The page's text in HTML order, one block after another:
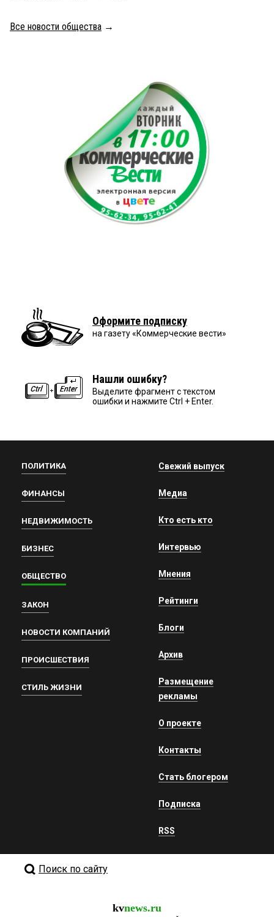
Все новости общества →
Оформите подписку
на газету «Коммерческие вести»
Нашли ошибку?
Выделите фрагмент с текстом
ошибки и нажмите Ctrl + Enter.
ПОЛИТИКА
ФИНАНСЫ
НЕДВИЖИМОСТЬ
БИЗНЕС
ОБЩЕСТВО
ЗАКОН
НОВОСТИ КОМПАНИЙ
ПРОИСШЕСТВИЯ
СТИЛЬ ЖИЗНИ
Свежий выпуск
Медиа
Кто есть кто
Интервью
Мнения
Рейтинги
Блоги
Архив
Размещение
рекламы
О проекте
Контакты
Стать блогером
Подписка
RSS
Поиск по сайту
kvnews.ru